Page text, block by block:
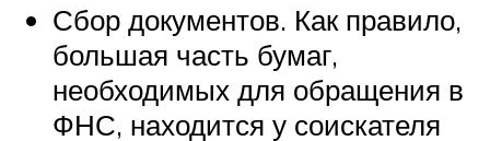
Сбор документов. Как правило,
большая часть бумаг,
необходимых для обращения в
ФНС, находится у соискателя